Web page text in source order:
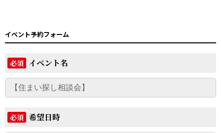
イベント予約フォーム
必須 イベント名
必須 希望日時